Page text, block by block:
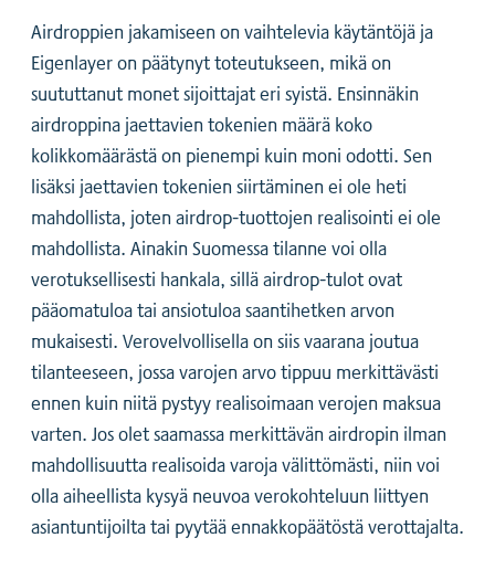
Airdroppien jakamiseen on vaihtelevia käytäntöjä ja
Eigenlayer on päätynyt toteutukseen, mikä on
suututtanut monet sijoittajat eri syistä. Ensinnäkin
airdroppina jaettavien tokenien määrä koko
kolikkomäärästä on pienempi kuin moni odotti. Sen
lisäksi jaettavien tokenien siirtäminen ei ole heti
mahdollista, joten airdrop-tuottojen realisointi ei ole
mahdollista. Ainakin Suomessa tilanne voi olla
verotuksellisesti hankala, sillä airdrop-tulot ovat
pääomatuloa tai ansiotuloa saantihetken arvon
mukaisesti. Verovelvollisella on siis vaarana joutua
tilanteeseen, jossa varojen arvo tippuu merkittävästi
ennen kuin niitä pystyy realisoimaan verojen maksua
varten. Jos olet saamassa merkittävän airdropin ilman
mahdollisuutta realisoida varoja välittömästi, niin voi
olla aiheellista kysyä neuvoa verokohteluun liittyen
asiantuntijoilta tai pyytää ennakkopäätöstä verottajalta.